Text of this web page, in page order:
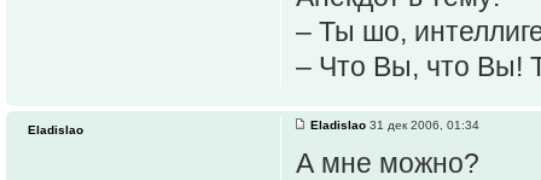
– Ты шо,
– Что Вы, что Вы!
Eladislao 31 дек 2006, 01:34
А мне можно?
Eladislao